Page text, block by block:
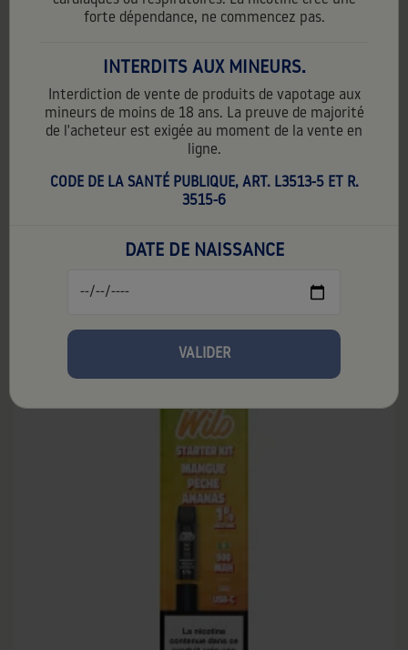
forte dépendance, ne commencez pas.
INTERDITS AUX MINEURS.
Interdiction de vente de produits de vapotage aux
mineurs de moins de 18 ans. La preuve de majorité
de l'acheteur est exigée au moment de la vente en
ligne.
CODE DE LA SANTÉ PUBLIQUE, ART. L3513-5 ET R.
3515-6
DATE DE NAISSANCE
VALIDER
WILO - STARTER KIT CERISE FRAMBOISE
6,90 €TTC